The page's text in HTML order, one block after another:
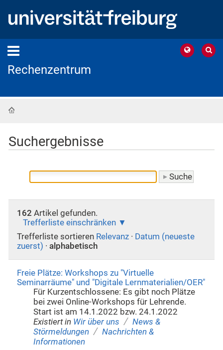
Rechenzentrum
Suchergebnisse
162 Artikel gefunden.
Trefferliste einschränken
Trefferliste sortieren Relevanz · Datum (neueste
zuerst) · alphabetisch
Freie Plätze: Workshops zu "Virtuelle
Seminarräume" und "Digitale Lernmaterialien/OER"
Für Kurzentschlossene: Es gibt noch Plätze
bei zwei Online-Workshops für Lehrende.
Start ist am 14.1.2022 bzw. 24.1.2022
Existiert in Wir über uns / News &
Störmeldungen / Nachrichten &
Informationen